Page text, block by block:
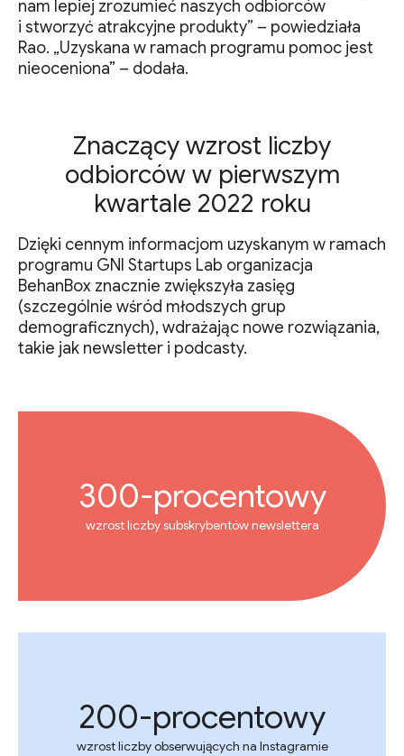
nam lepiej zrozumieć naszych odbiorców
i stworzyć atrakcyjne produkty” – powiedziała
Rao. „Uzyskana w ramach programu pomoc jest
nieoceniona” – dodała.
Znaczący wzrost liczby
odbiorców w pierwszym
kwartale 2022 roku
Dzięki cennym informacjom uzyskanym w ramach
programu GNI Startups Lab organizacja
BehanBox znacznie zwiększyła zasięg
(szczególnie wśród młodszych grup
demograficznych), wdrażając nowe rozwiązania,
takie jak newsletter i podcasty.
300-procentowy
wzrost liczby subskrybentów newslettera
200-procentowy
wzrost liczby obserwujących na Instagramie